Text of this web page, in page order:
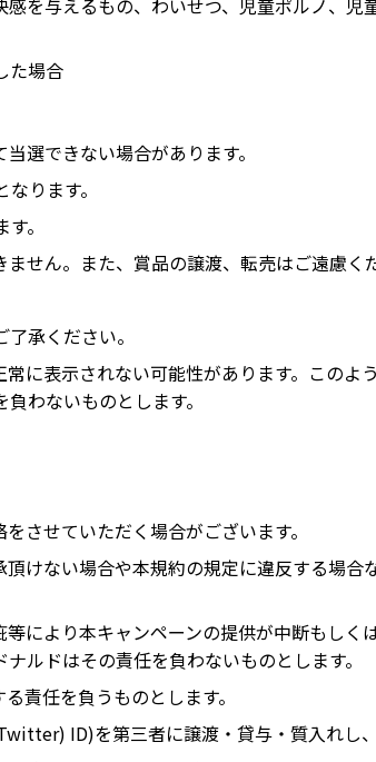
を与えるもの、わいせつ、児童ポルノ、児
た場合
選できない場合があります。
ります。
。
せん。また、賞品の譲渡、転売はご遠慮く
承ください。
に表示されない可能性があります。このよ
わないものとします。
させていただく場合がございます。
けない場合や本規約の規定に違反する場
により本キャンペーンの提供が中断もしく
ルドはその責任を負わないものとします。
責任を負うものとします。
ID)を第三者に譲渡・貸与・質入れし